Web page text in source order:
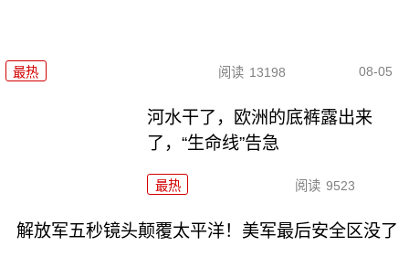
最热 阅读 13198 08-05
河水干了，欧洲的底裤露出来
了，“生命线”告急
最热 阅读 9523
解放军五秒镜头颠覆太平洋！美军最后安全区没了